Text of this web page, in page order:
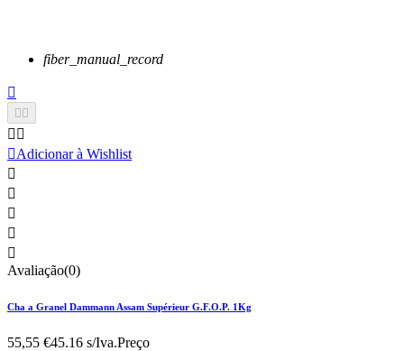
fiber_manual_record

 
 
Adicionar à Wishlist





Avaliação(0)
Cha a Granel Dammann Assam Supérieur G.F.O.P. 1Kg
55,55 €45.16 s/Iva.Preço